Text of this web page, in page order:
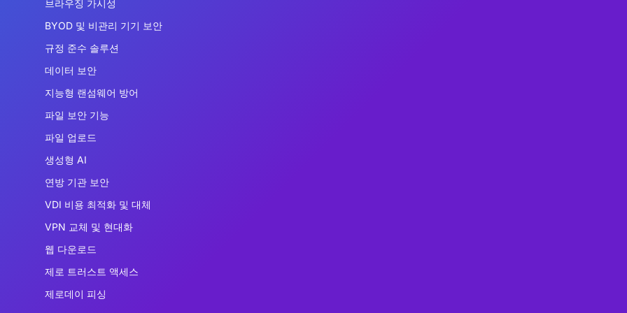
브라우징 가시성
BYOD 및 비관리 기기 보안
규정 준수 솔루션
데이터 보안
지능형 랜섬웨어 방어
파일 보안 기능
파일 업로드
생성형 AI
연방 기관 보안
VDI 비용 최적화 및 대체
VPN 교체 및 현대화
웹 다운로드
제로 트러스트 액세스
제로데이 피싱